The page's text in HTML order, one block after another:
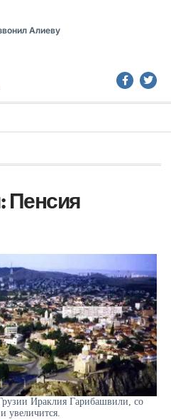
Алиеву
Пенсия
Ираклия Гарибашвили, со
увеличится.